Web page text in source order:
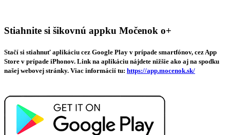
Stiahnite si šikovnú appku Močenok o+
Stačí si stiahnuť aplikáciu cez Google Play v prípade smartfónov, cez App
Store v prípade iPhonov. Link na aplikáciu nájdete nižšie ako aj na spodku
našej webovej stránky. Viac informácií tu: https://app.mocenok.sk/